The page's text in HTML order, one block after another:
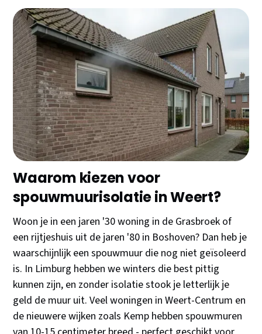
Woon je in Weert en ben je die hoge
energierekening zat? Met spouwmuurisolatie pak je
gemakkelijk €300-500 per jaar besparing, plus je
krijgt er nog subsidie voor ook! In dit artikel lees je
alles over de kosten, besparingen en praktische
tips voor jouw woning in Weert.
Waarom kiezen voor
spouwmuurisolatie in Weert?
Woon je in een jaren '30 woning in de Grasbroek of
een rijtjeshuis uit de jaren '80 in Boshoven? Dan heb je
waarschijnlijk een spouwmuur die nog niet geïsoleerd
is. In Limburg hebben we winters die best pittig
kunnen zijn, en zonder isolatie stook je letterlijk je
geld de muur uit. Veel woningen in Weert-Centrum en
de nieuwere wijken zoals Kemp hebben spouwmuren